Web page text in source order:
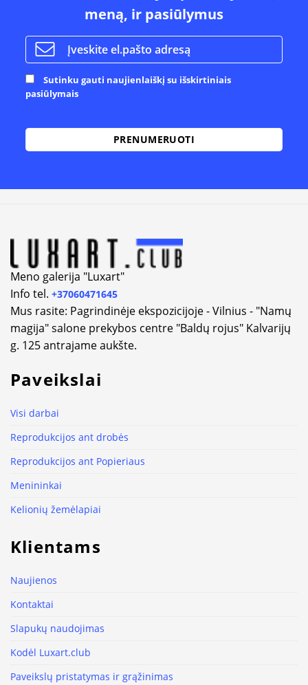
meną, ir pasiūlymus
Sutinku gauti naujienlaiškį su išskirtiniais
pasiūlymais
Meno galerija "Luxart"
Info tel. +37060471645
Mus rasite: Pagrindinėje ekspozicijoje - Vilnius - "Namų
magija" salone prekybos centre "Baldų rojus" Kalvarijų
g. 125 antrajame aukšte.
Paveikslai
Visi darbai
Reprodukcijos ant drobės
Reprodukcijos ant Popieriaus
Menininkai
Kelionių žemėlapiai
Klientams
Naujienos
Kontaktai
Slapukų naudojimas
Kodėl Luxart.club
Paveikslų pristatymas ir grąžinimas